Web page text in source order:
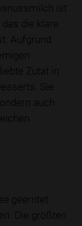
ist
die klare
Aufgrund
Zutat in
Sie
auch
geerntet
Die größten